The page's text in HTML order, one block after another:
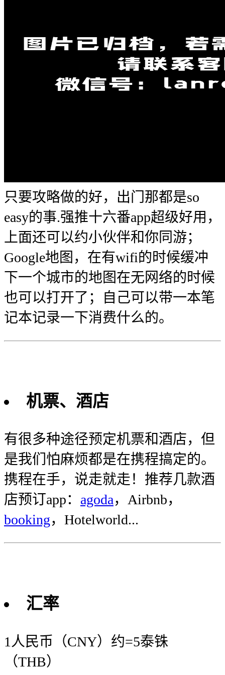
只要攻略做的好，出门那都是so
easy的事.强推十六番app超级好用，
上面还可以约小伙伴和你同游；
Google地图，在有wifi的时候缓冲
下一个城市的地图在无网络的时候
也可以打开了；自己可以带一本笔
记本记录一下消费什么的。
机票、酒店
有很多种途径预定机票和酒店，但
是我们怕麻烦都是在携程搞定的。
携程在手，说走就走！推荐几款酒
店预订app： agoda，Airbnb，
booking，Hotelworld...
汇率
1人民币（CNY）约=5泰铢
（THB）